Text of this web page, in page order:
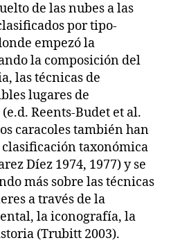
de las nubes a las
por tipo-
empezó la
la composición del
las técnicas de
lugares de
Reents-Budet et al.
caracoles también han
clasificación taxonómica
Díez 1974, 1977) y se
más sobre las técnicas
a través de la
la iconografía, la
(Trubitt 2003).